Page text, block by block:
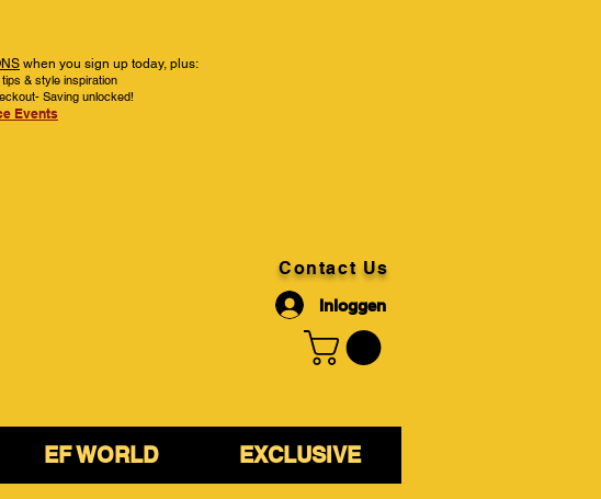
when you sign up today, plus:
& style inspiration
Saving unlocked!
Events
Contact Us
Inloggen
EF WORLD EXCLUSIVE